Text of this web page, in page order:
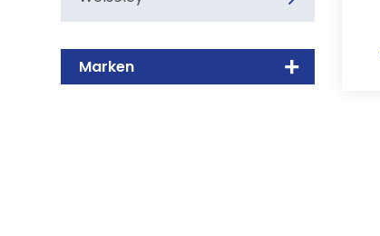
Marken